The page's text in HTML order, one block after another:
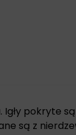
Igły pokryte
są z